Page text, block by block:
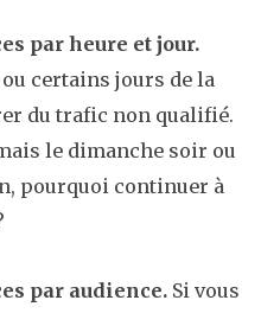
par heure et jour.
certains jours de la
du trafic non qualifié.
le dimanche soir ou
pourquoi continuer à
par audience. Si vous